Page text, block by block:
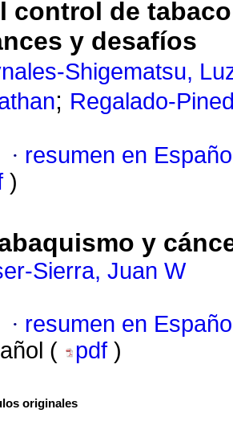
control de
y desafíos
Shigematsu,
; Regalado-
· resumen en
)
y
Sierra, Juan W
· resumen en
(
pdf )
originales